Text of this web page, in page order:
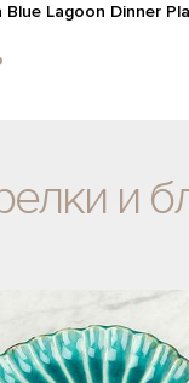
Blue Lagoon Dinner
и